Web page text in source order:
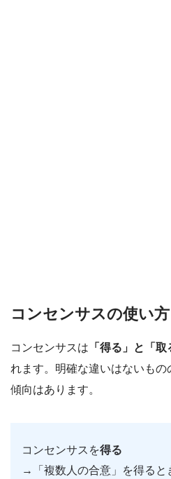
コンセンサスの使い
コンセンサスは 「得る」と「取
れます。明確な違いはないも
傾向はあります。
コンセンサスを得る
→「複数人の合意」を得ると